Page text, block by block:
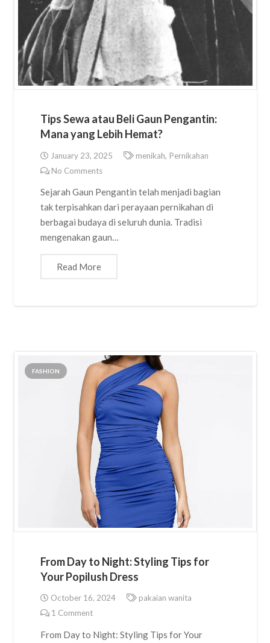
Tips Sewa atau Beli Gaun Pengantin:
Mana yang Lebih Hemat?
January 23, 2025 menikah, Pernikahan
No Comments
Sejarah Gaun Pengantin telah menjadi bagian
tak terpisahkan dari perayaan pernikahan di
berbagai budaya di seluruh dunia. Tradisi
mengenakan gaun…
Read More
FASHION
From Day to Night: Styling Tips for
Your Popilush Dress
October 16, 2024
pakaian wanita
1 Comment
From Day to Night: Styling Tips for Your